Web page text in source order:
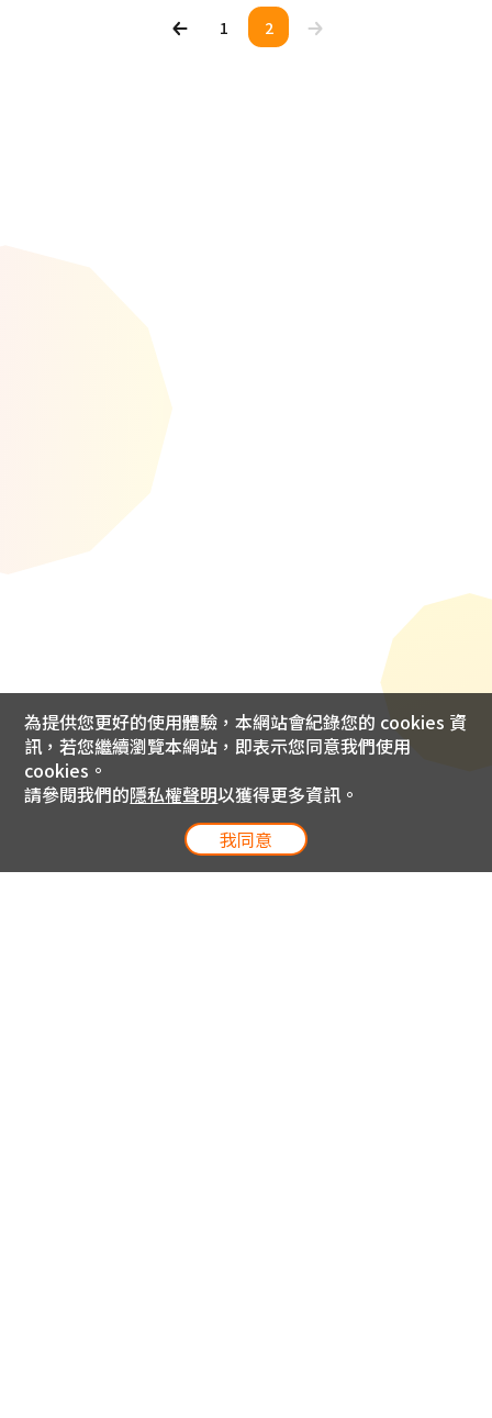
1 2
為提供您更好的使用體驗，本網站會紀錄您的 cookies 資
訊，若您繼續瀏覽本網站，即表示您同意我們使用
cookies。
請參閱我們的隱私權聲明以獲得更多資訊。
我同意